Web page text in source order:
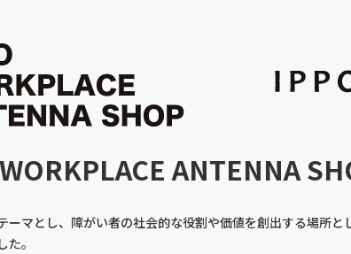
ANTENNA
ーマとし、障がい者の社会的な役割や価値を創出する場所と
。